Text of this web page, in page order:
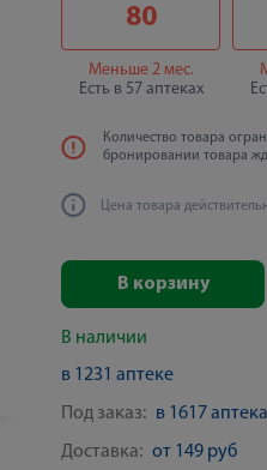
80
Меньше 2 мес.
Есть в 57 аптеках
Количество товара
бронировании товара
Цена товара
В корзину
В наличии
в 1231 аптеке
Под заказ: в 1617
Доставка: от 149 руб